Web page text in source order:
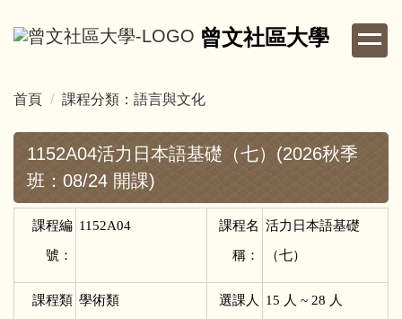
到
內
曾文社區大學
首頁 課程分類：語言與文化
1152A04活力日本語基礎（七）(2026秋季
班：08/24 開課)
課程編
號：
1152A04 課程名
稱：
活力日本語基礎
（七）
課程類 學術類 選課人 15 人 ~ 28 人